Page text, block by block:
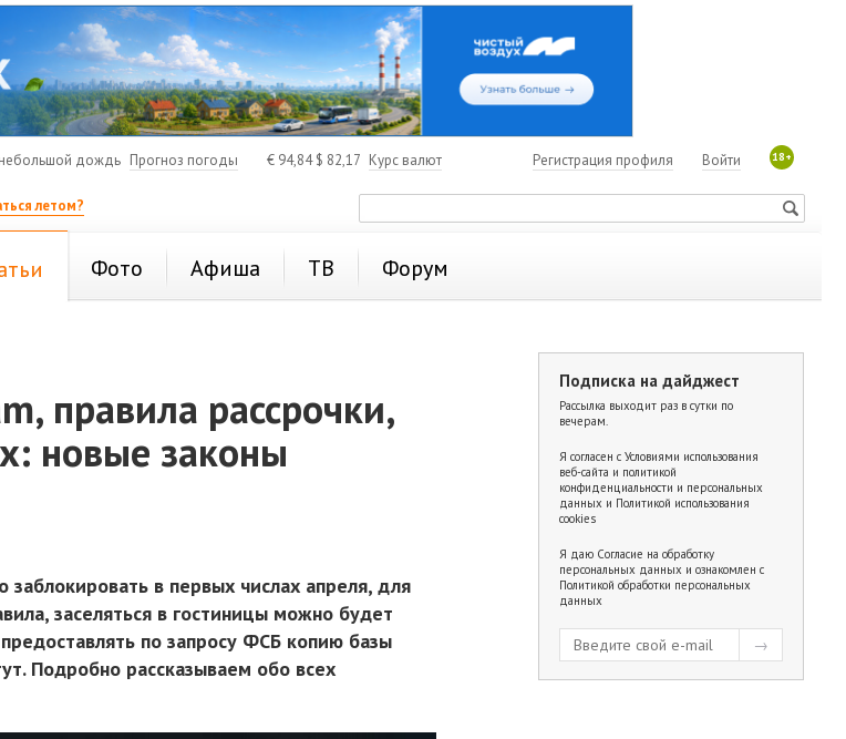
небольшой дождь Прогноз погоды € 94,84$ 82,17 Курс валют 18+
Войти
Регистрация профиля
летом?
Фото Афиша ТВ Форум
правила рассрочки,
новые законы
заблокировать в первых числах апреля, для
заселяться в гостиницы можно будет
по запросу ФСБ копию базы
Подробно рассказываем обо всех
Подписка на дайджест
Рассылка выходит раз в сутки по
вечерам.
Я согласен с Условиями использования
веб-сайта и политикой
конфиденциальности и персональных
данных и Политикой использования
cookies
Я даю Согласие на обработку
персональных данных и ознакомлен с
Политикой обработки персональных
данных